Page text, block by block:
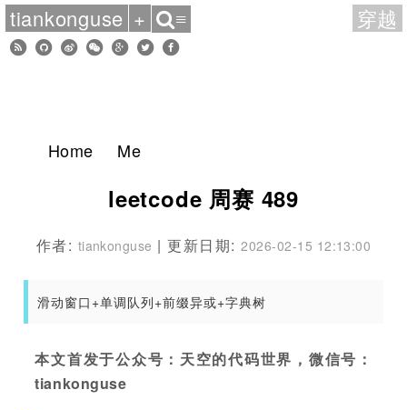
Home Me
leetcode 周赛 489
作者: tiankonguse | 更新日期:2026-02-15 12:13:00
滑动窗口+单调队列+前缀异或+字典树
本文首发于公众号：天空的代码世界，微信号：
tiankonguse
tiankonguse + ≡ 穿越